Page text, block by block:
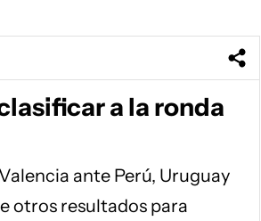
a la ronda
ante Perú, Uruguay
otros resultados para